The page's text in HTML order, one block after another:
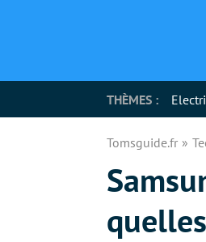
THÈMES :
Tomsguide.fr